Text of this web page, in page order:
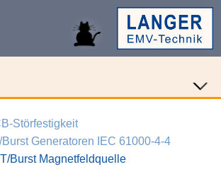
Störfestigkeit
Generatoren IEC 61000-4-4
Burst Magnetfeldquelle